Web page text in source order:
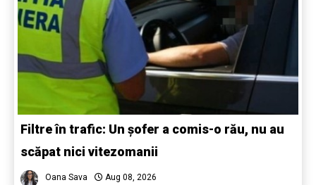
Filtre în trafic: Un șofer a comis-o rău, nu au
scăpat nici vitezomanii
Oana Sava Aug 08, 2026